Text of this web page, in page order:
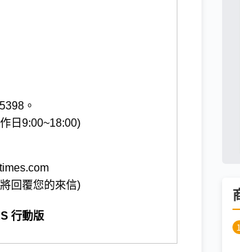
。
日9:00~18:00)
回覆您的來信)
行動版